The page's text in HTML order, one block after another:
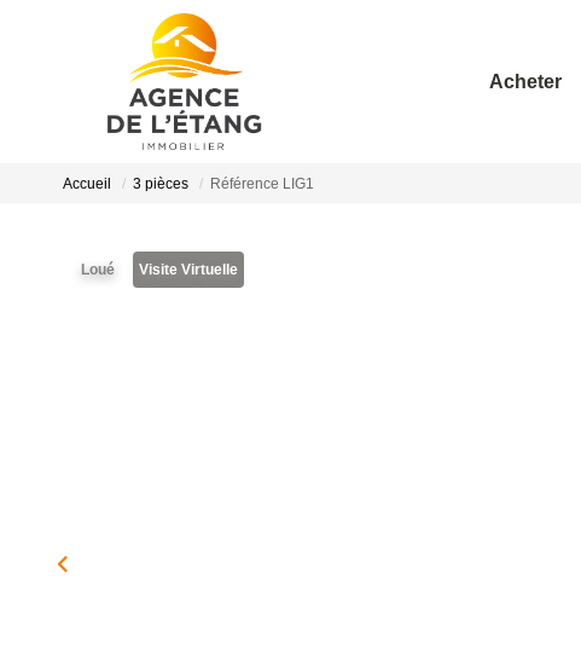
Acheter
Accueil 3 pièces Référence LIG1
Loué Visite Virtuelle